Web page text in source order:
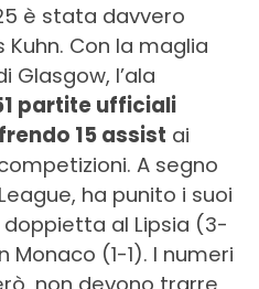
è stata davvero
Con la maglia
Glasgow, l’ala
partite ufficiali
15 assist ai
A segno
ha punito i suoi
al Lipsia (3-
Monaco (1-1). I numeri